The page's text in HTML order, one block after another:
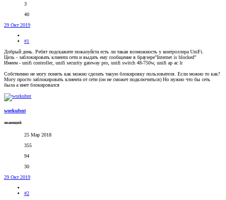
3
40
29 Окт 2019
#1
Добрый день. Ребят подскажите пожалуйста есть ли такая возможность у контроллера UniFi.
Цель - заблокировать клиента сети и выдать ему сообщение в браузере"Internet is blocked"
Имеем - unifi controller, unifi security gateway pro, unifi switch 48-750w, unifi ap ac lr
Собственно не могу понять как можно сделать такую блокировку пользователя. Если можно то как?
Могу просто заблокировать клиента от сети (он не сможет подключиться) Но нужно что бы сеть
была а инет блокировался
workubnt
знающий
25 Мар 2018
355
94
30
29 Окт 2019
#2